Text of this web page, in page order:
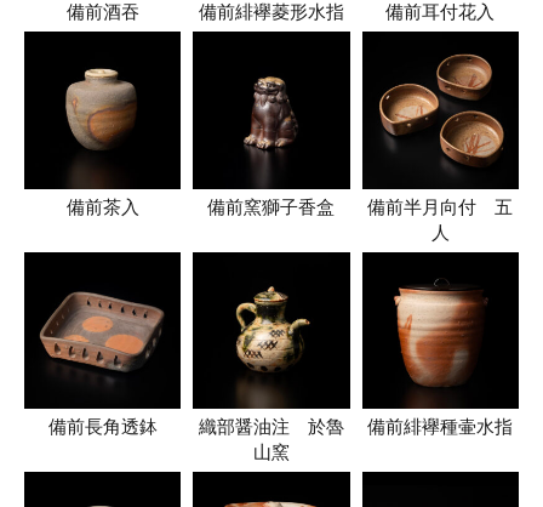
備前酒吞 備前緋襷菱形水指 備前耳付花入
備前茶入 備前窯獅子香盒
備前半月向付 五
人
備前長角透鉢
織部醤油注 於魯
山窯
備前緋襷種壷水指